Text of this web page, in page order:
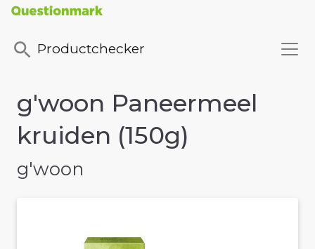
Productchecker
g'woon Paneermeel
kruiden (150g)
g'woon